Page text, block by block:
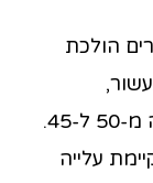
הולכת
45.
עלייה